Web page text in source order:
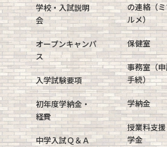
学校・入試説明
会
オープンキャンパ
ス
入学試験要項
初年度学納金・
経費
中学入試Ｑ＆Ａ
の連絡（
ルメ）
保健室
事務室（
手続）
学納金
授業料支
学金